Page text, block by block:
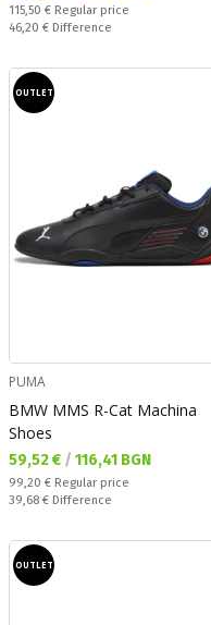
Regular price:
115,50 € Regular price
Спестявате:
46,20 € Difference
OUTLET
PUMA
BMW MMS R-Cat Machina
Shoes
Текуща цена:
59,52 € / 116,41 BGN
Regular price:
99,20 € Regular price
Спестявате:
39,68 € Difference
OUTLET